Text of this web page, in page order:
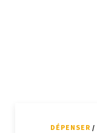
DÉPENSER /